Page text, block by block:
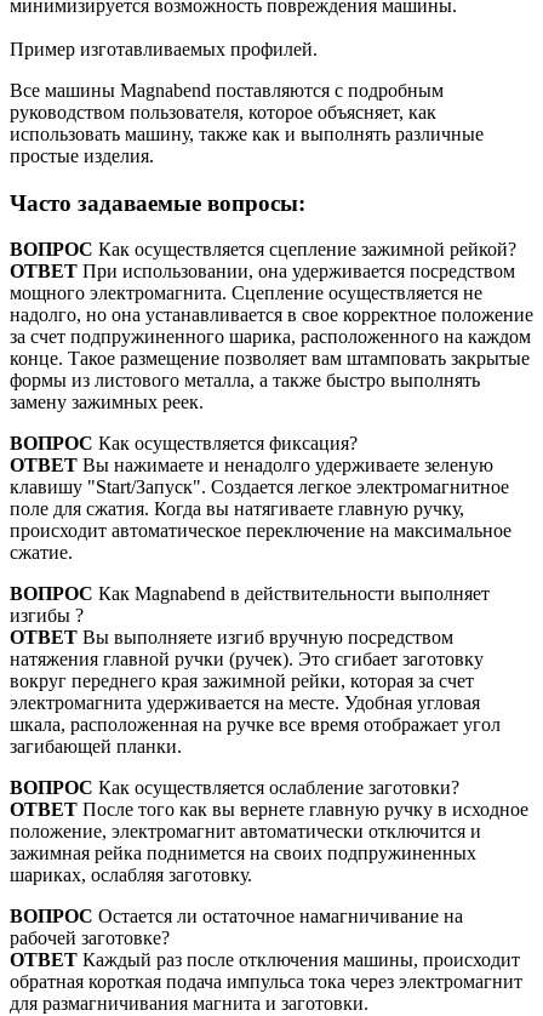
минимизируется возможность повреждения машины.
Пример изготавливаемых профилей.
Все машины Magnabend поставляются с подробным
руководством пользователя, которое объясняет, как
использовать машину, также как и выполнять различные
простые изделия.
Часто задаваемые вопросы:
ВОПРОС Как осуществляется сцепление зажимной рейкой?
ОТВЕТ При использовании, она удерживается посредством
мощного электромагнита. Сцепление осуществляется не
надолго, но она устанавливается в свое корректное положение
за счет подпружиненного шарика, расположенного на каждом
конце. Такое размещение позволяет вам штамповать закрытые
формы из листового металла, а также быстро выполнять
замену зажимных реек.
ВОПРОС Как осуществляется фиксация?
ОТВЕТ Вы нажимаете и ненадолго удерживаете зеленую
клавишу "Start/Запуск". Создается легкое электромагнитное
поле для сжатия. Когда вы натягиваете главную ручку,
происходит автоматическое переключение на максимальное
сжатие.
ВОПРОС Как Magnabend в действительности выполняет
изгибы ?
ОТВЕТ Вы выполняете изгиб вручную посредством
натяжения главной ручки (ручек). Это сгибает заготовку
вокруг переднего края зажимной рейки, которая за счет
электромагнита удерживается на месте. Удобная угловая
шкала, расположенная на ручке все время отображает угол
загибающей планки.
ВОПРОС Как осуществляется ослабление заготовки?
ОТВЕТ После того как вы вернете главную ручку в исходное
положение, электромагнит автоматически отключится и
зажимная рейка поднимется на своих подпружиненных
шариках, ослабляя заготовку.
ВОПРОС Остается ли остаточное намагничивание на
рабочей заготовке?
ОТВЕТ Каждый раз после отключения машины, происходит
обратная короткая подача импульса тока через электромагнит
для размагничивания магнита и заготовки.